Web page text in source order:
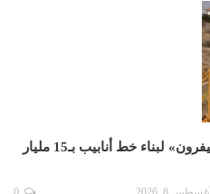
العراق يتفق مع ائتلاف تقوده «شيفرون» لبناء خط أنابيب بـ15 مليار